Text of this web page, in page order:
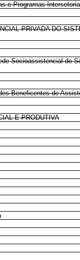
e Programas
PRIVADA DO
Socioassistencial do
Beneficentes de
E PRODUTIVA